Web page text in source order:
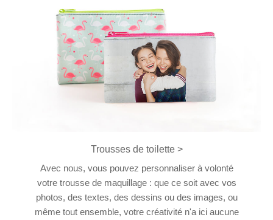
Trousses de toilette >
Avec nous, vous pouvez personnaliser à volonté
votre trousse de maquillage : que ce soit avec vos
photos, des textes, des dessins ou des images, ou
même tout ensemble, votre créativité n'a ici aucune